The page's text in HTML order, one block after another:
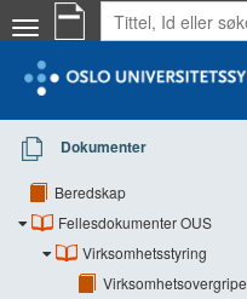
Dokumenter
Beredskap
Fellesdokumenter OUS
Virksomhetsstyring